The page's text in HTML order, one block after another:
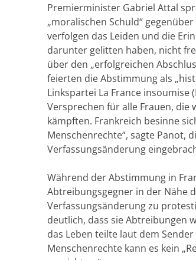
Premierminister Gabriel Attal
„moralischen Schuld“
verfolgen das Leiden und die
darunter gelitten haben, nicht
über den „erfolgreichen
feierten die Abstimmung als
Linkspartei La France insoumise
Versprechen für alle Frauen, die
kämpften. Frankreich besinne
Menschenrechte“, sagte Panot,
Verfassungsänderung
Während der Abstimmung in
Abtreibungsgegner in der Nähe
Verfassungsänderung zu
deutlich, dass sie Abtreibungen
das Leben teilte laut dem
Menschenrechte kann es kein